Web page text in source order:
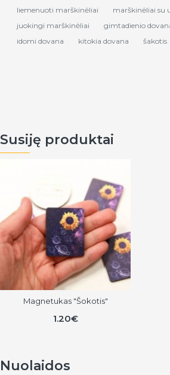
liemenuoti marškinėliai
marškinėliai su
juokingi marškinėliai
gimtadienio
idomi dovana
kitokia dovana šakotis
Susiję produktai
Magnetukas "Šokotis"
1.20€
Nuolaidos